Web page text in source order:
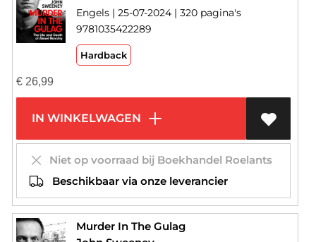
Engels | 25-07-2024 | 320 pagina's
9781035422289
Hardback
€26,99
IN WINKELWAGEN
Niet op voorraad bij Boekhandel Roelants
Beschikbaar via onze leverancier
Murder In The Gulag